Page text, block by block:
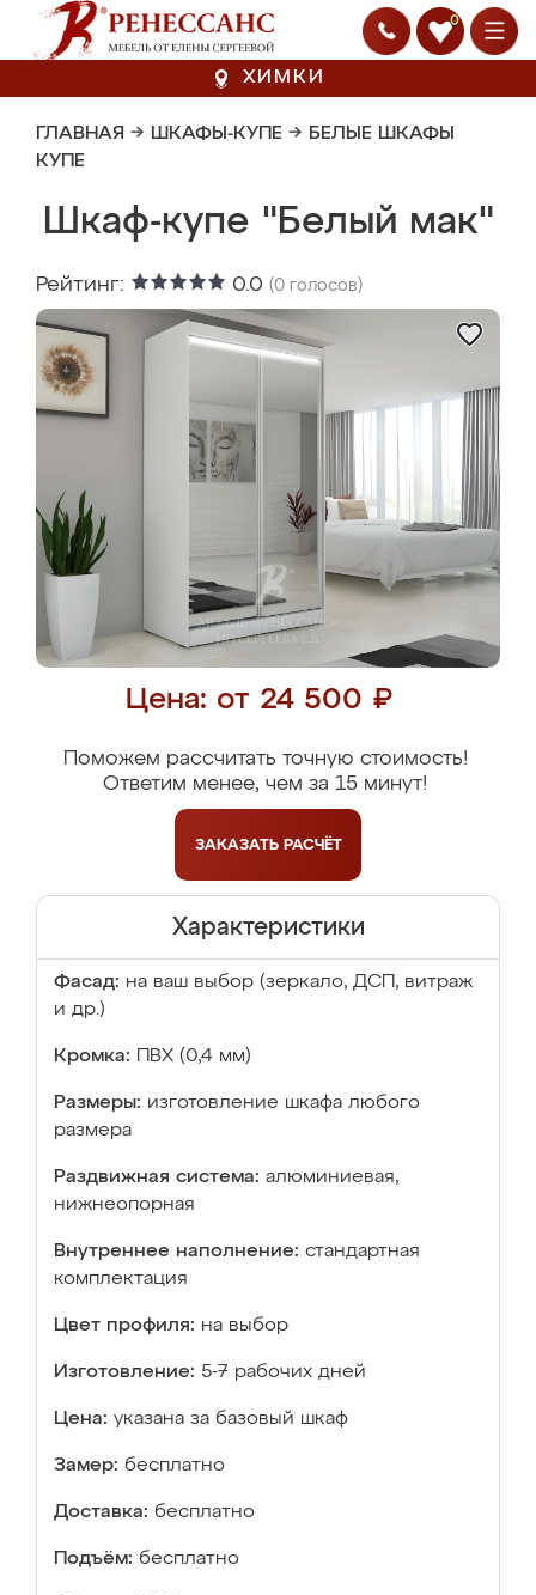
0
ХИМКИ
ГЛАВНАЯ → ШКАФЫ-КУПЕ → БЕЛЫЕ ШКАФЫ
КУПЕ
Шкаф-купе "Белый мак"
Рейтинг: 0.0 (0 голосов)
Цена: от 24 500 ₽
Поможем рассчитать точную стоимость!
Ответим менее, чем за 15 минут!
ЗАКАЗАТЬ РАСЧЁТ
Характеристики
Фасад: на ваш выбор (зеркало, ДСП, витраж
и др.)
Кромка: ПВХ (0,4 мм)
Размеры: изготовление шкафа любого
размера
Раздвижная система: алюминиевая,
нижнеопорная
Внутреннее наполнение: стандартная
комплектация
Цвет профиля: на выбор
Изготовление: 5-7 рабочих дней
Цена: указана за базовый шкаф
Замер: бесплатно
Доставка: бесплатно
Подъём: бесплатно